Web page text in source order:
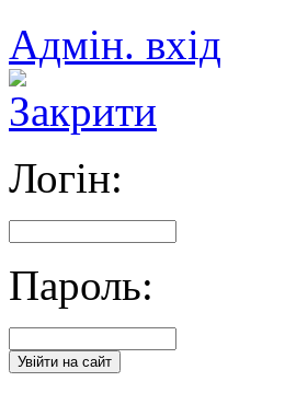
Адмін. вхід
Логін:
Пароль: